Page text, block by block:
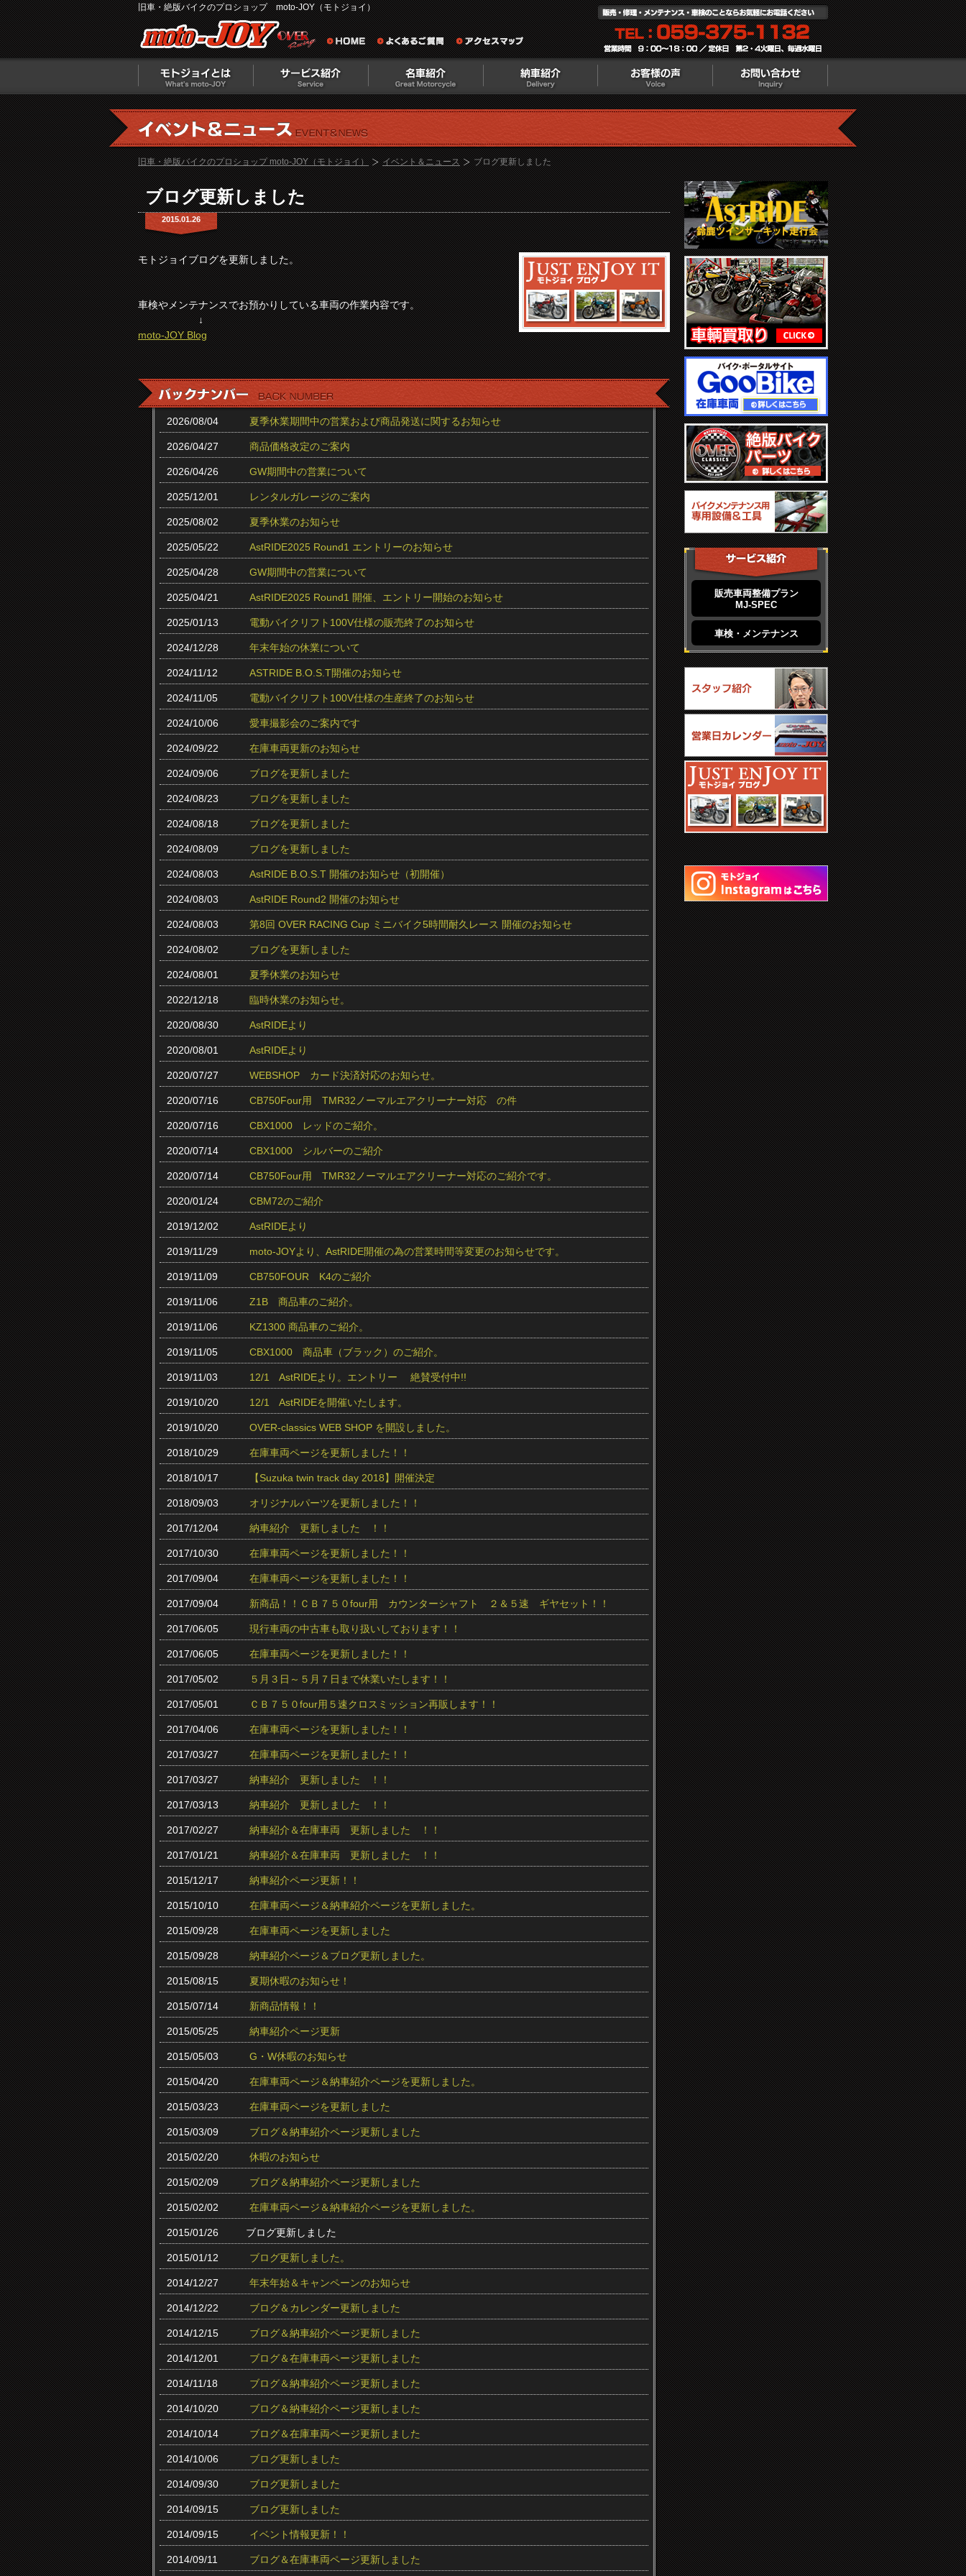
旧車・絶版バイクのプロショップ moto-JOY（モトジョイ）
旧車・絶版バイクのプロショップ moto-JOY（モトジョイ） イベント＆ニュース ブログ更新しました
ブログ更新しました
2015.01.26
モトジョイブログを更新しました。
車検やメンテナンスでお預かりしている車両の作業内容です。
↓
moto-JOY Blog
2026/08/04 夏季休業期間中の営業および商品発送に関するお知らせ
2026/04/27 商品価格改定のご案内
2026/04/26 GW期間中の営業について
2025/12/01 レンタルガレージのご案内
2025/08/02 夏季休業のお知らせ
2025/05/22 AstRIDE2025 Round1 エントリーのお知らせ
2025/04/28 GW期間中の営業について
2025/04/21 AstRIDE2025 Round1 開催、エントリー開始のお知らせ
2025/01/13 電動バイクリフト100V仕様の販売終了のお知らせ
2024/12/28 年末年始の休業について
2024/11/12 ASTRIDE B.O.S.T開催のお知らせ
2024/11/05 電動バイクリフト100V仕様の生産終了のお知らせ
2024/10/06 愛車撮影会のご案内です
2024/09/22 在庫車両更新のお知らせ
2024/09/06 ブログを更新しました
2024/08/23 ブログを更新しました
2024/08/18 ブログを更新しました
2024/08/09 ブログを更新しました
2024/08/03 AstRIDE B.O.S.T 開催のお知らせ（初開催）
2024/08/03 AstRIDE Round2 開催のお知らせ
2024/08/03 第8回 OVER RACING Cup ミニバイク5時間耐久レース 開催のお知らせ
2024/08/02 ブログを更新しました
2024/08/01 夏季休業のお知らせ
2022/12/18 臨時休業のお知らせ。
2020/08/30 AstRIDEより
2020/08/01 AstRIDEより
2020/07/27 WEBSHOP カード決済対応のお知らせ。
2020/07/16 CB750Four用 TMR32ノーマルエアクリーナー対応 の件
2020/07/16 CBX1000 レッドのご紹介。
2020/07/14 CBX1000 シルバーのご紹介
2020/07/14 CB750Four用 TMR32ノーマルエアクリーナー対応のご紹介です。
2020/01/24 CBM72のご紹介
2019/12/02 AstRIDEより
2019/11/29 moto-JOYより、AstRIDE開催の為の営業時間等変更のお知らせです。
2019/11/09 CB750FOUR K4のご紹介
2019/11/06 Z1B 商品車のご紹介。
2019/11/06 KZ1300 商品車のご紹介。
2019/11/05 CBX1000 商品車（ブラック）のご紹介。
2019/11/03 12/1 AstRIDEより。エントリー 絶賛受付中!!
2019/10/20 12/1 AstRIDEを開催いたします。
2019/10/20 OVER-classics WEB SHOP を開設しました。
2018/10/29 在庫車両ページを更新しました！！
2018/10/17 【Suzuka twin track day 2018】開催決定
2018/09/03 オリジナルパーツを更新しました！！
2017/12/04 納車紹介 更新しました ！！
2017/10/30 在庫車両ページを更新しました！！
2017/09/04 在庫車両ページを更新しました！！
2017/09/04 新商品！！ＣＢ７５０four用 カウンターシャフト ２＆５速 ギヤセット！！
2017/06/05 現行車両の中古車も取り扱いしております！！
2017/06/05 在庫車両ページを更新しました！！
2017/05/02 ５月３日～５月７日まで休業いたします！！
2017/05/01 ＣＢ７５０four用５速クロスミッション再販します！！
2017/04/06 在庫車両ページを更新しました！！
2017/03/27 在庫車両ページを更新しました！！
2017/03/27 納車紹介 更新しました ！！
2017/03/13 納車紹介 更新しました ！！
2017/02/27 納車紹介＆在庫車両 更新しました ！！
2017/01/21 納車紹介＆在庫車両 更新しました ！！
2015/12/17 納車紹介ページ更新！！
2015/10/10 在庫車両ページ＆納車紹介ページを更新しました。
2015/09/28 在庫車両ページを更新しました
2015/09/28 納車紹介ページ＆ブログ更新しました。
2015/08/15 夏期休暇のお知らせ！
2015/07/14 新商品情報！！
2015/05/25 納車紹介ページ更新
2015/05/03 G・W休暇のお知らせ
2015/04/20 在庫車両ページ＆納車紹介ページを更新しました。
2015/03/23 在庫車両ページを更新しました
2015/03/09 ブログ＆納車紹介ページ更新しました
2015/02/20 休暇のお知らせ
2015/02/09 ブログ＆納車紹介ページ更新しました
2015/02/02 在庫車両ページ＆納車紹介ページを更新しました。
2015/01/26 ブログ更新しました
2015/01/12 ブログ更新しました。
2014/12/27 年末年始＆キャンペーンのお知らせ
2014/12/22 ブログ＆カレンダー更新しました
2014/12/15 ブログ＆納車紹介ページ更新しました
2014/12/01 ブログ＆在庫車両ページ更新しました
2014/11/18 ブログ＆納車紹介ページ更新しました
2014/10/20 ブログ＆納車紹介ページ更新しました
2014/10/14 ブログ＆在庫車両ページ更新しました
2014/10/06 ブログ更新しました
2014/09/30 ブログ更新しました
2014/09/15 ブログ更新しました
2014/09/15 イベント情報更新！！
2014/09/11 ブログ＆在庫車両ページ更新しました
販売車両整備プラン
MJ-SPEC
車検・メンテナンス